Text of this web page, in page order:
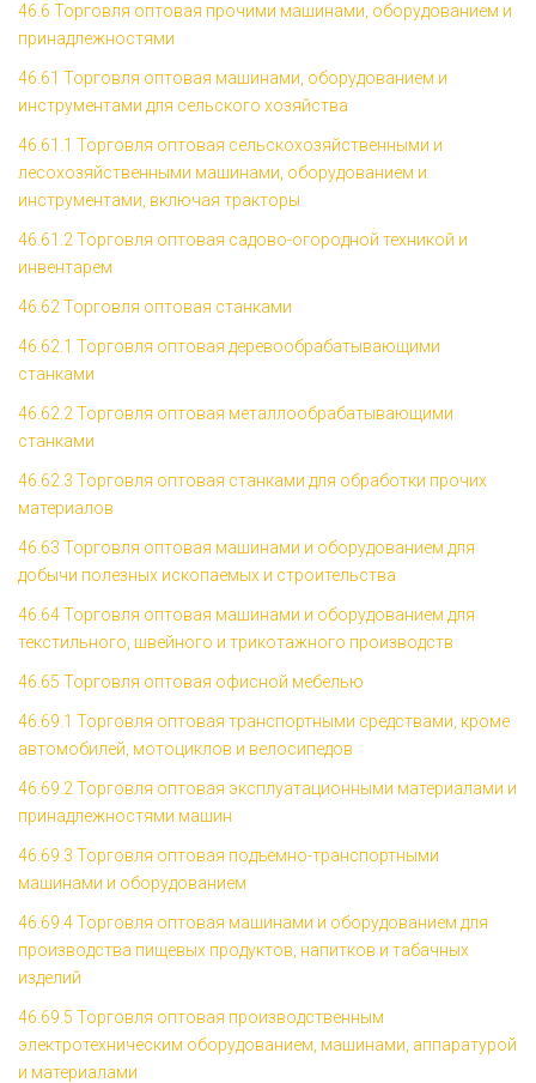
46.6 Торговля оптовая прочими машинами, оборудованием и
принадлежностями
46.61 Торговля оптовая машинами, оборудованием и
инструментами для сельского хозяйства
46.61.1 Торговля оптовая сельскохозяйственными и
лесохозяйственными машинами, оборудованием и
инструментами, включая тракторы
46.61.2 Торговля оптовая садово-огородной техникой и
инвентарем
46.62 Торговля оптовая станками
46.62.1 Торговля оптовая деревообрабатывающими
станками
46.62.2 Торговля оптовая металлообрабатывающими
станками
46.62.3 Торговля оптовая станками для обработки прочих
материалов
46.63 Торговля оптовая машинами и оборудованием для
добычи полезных ископаемых и строительства
46.64 Торговля оптовая машинами и оборудованием для
текстильного, швейного и трикотажного производств
46.65 Торговля оптовая офисной мебелью
46.69.1 Торговля оптовая транспортными средствами, кроме
автомобилей, мотоциклов и велосипедов
46.69.2 Торговля оптовая эксплуатационными материалами и
принадлежностями машин
46.69.3 Торговля оптовая подъемно-транспортными
машинами и оборудованием
46.69.4 Торговля оптовая машинами и оборудованием для
производства пищевых продуктов, напитков и табачных
изделий
46.69.5 Торговля оптовая производственным
электротехническим оборудованием, машинами, аппаратурой
и материалами